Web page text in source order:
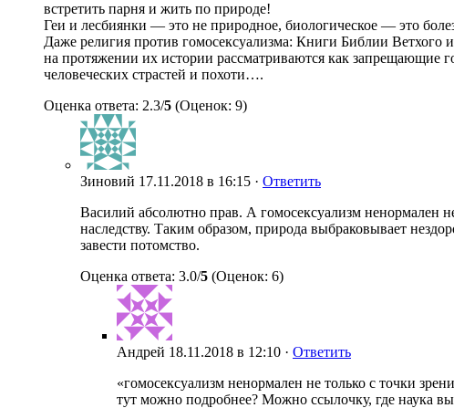
встретить парня и жить по природе!
Геи и лесбиянки — это не природное, биологическое — это
Даже религия против гомосексуализма: Книги Библии Ветхого
на протяжении их истории рассматриваются как запрещающие
человеческих страстей и похоти….
Оценка ответа: 2.3/5 (Оценок: 9)
Зиновий 17.11.2018 в 16:15 · Ответить
Василий абсолютно прав. А гомосексуализм ненормален
наследству. Таким образом, природа выбраковывает
завести потомство.
Оценка ответа: 3.0/5 (Оценок: 6)
Андрей 18.11.2018 в 12:10 · Ответить
«гомосексуализм ненормален не только с точки
тут можно подробнее? Можно ссылочку, где наука